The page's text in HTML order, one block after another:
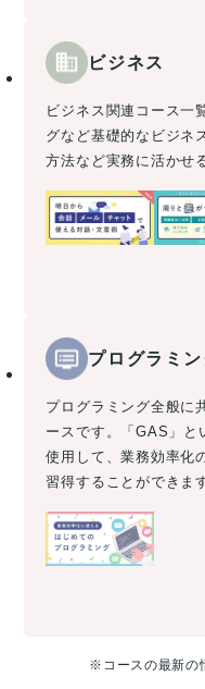
ビジネス
ビジネス関連コース一
グなど基礎的なビジネ
方法など実務に活かせ
プログラミ
プログラミング全般に
ースです。「GAS」と
使用して、業務効率化
習得することができま
※コースの最新の